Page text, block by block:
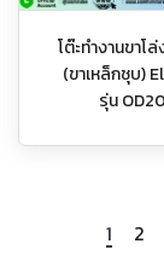
โต๊ะทำงานขาโล่
(ขาเหล็กชุบ)
รุ่น
1 2